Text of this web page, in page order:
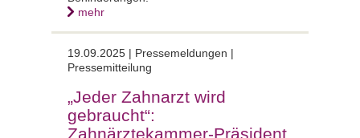
mehr
19.09.2025 | Pressemeldungen |
Pressemitteilung
„Jeder Zahnarzt wird
gebraucht“:
Zahnärztekammer-Präsident